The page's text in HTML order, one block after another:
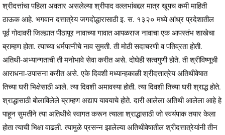
श्रीदत्तांचा पहिला अवतार असलेल्या श्रीपाद वल्लभांबद्दल मात्र खूपच कमी माहिती
ठाऊक आहे. भगवान दत्तात्रेय जगदोद्धारासाठी इ. स. १३२० मध्ये आंध्र प्रदेशातील
पूर्व गोदावरी जिल्ह्यात पीठापूर नावाच्या गावात आपळराज नावाचा एक आपस्तंभ शाखेचा
ब्राम्हण होता. त्याच्या धर्मपत्नीचे नाव सुमती. ती मोठी सदाचरणी व पतिव्रता होती.
अतिथी-अभ्यान्गताची ती मनोभावे सेवा करीत असे. दोघेही सत्वगुणी होते. ती श्रीविष्णूची
आराधना-उपासना करीत असे. एके दिवशी मध्यान्हकाळी श्रीदत्तात्रेय अतिथीवेषात
तिच्या घरी भिक्षेसाठी आले. त्या दिवशी अमावस्या होती. त्या दिवशी तिच्या घरी श्राद्ध होते.
श्राद्धासाठी बोलाविलेले ब्राम्हण अद्याप यावयाचे होते. दारी आलेला अतिथी आलेला आहे हे
पाहून सुमतीने त्या अतिथीचे स्वागत करून त्याला श्राद्धासाठी जो स्वयंपाक तयार केला
होता त्याची भिक्षा वाढली. त्यामुळे प्रसन्न झालेल्या अतिथीवेषातील श्रीदत्तात्रेयांनी तीन